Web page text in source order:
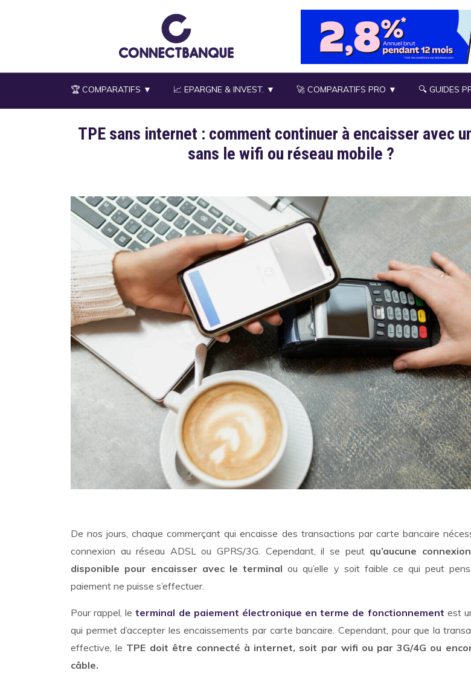
🏆 COMPARATIFS ▼ 📈 EPARGNE & INVEST. ▼ 🚀 COMPARATIFS PRO ▼ 🔍 GUIDES
TPE sans internet : comment continuer à encaisser avec
sans le wifi ou réseau mobile ?
De nos jours, chaque commerçant qui encaisse des transactions par carte bancaire
connexion au réseau ADSL ou GPRS/3G. Cependant, il se peut qu’aucune
disponible pour encaisser avec le terminal ou qu’elle y soit faible ce qui peut
paiement ne puisse s’effectuer.
Pour rappel, leterminal de paiement électronique en terme de fonctionnement est
qui permet d’accepter les encaissements par carte bancaire. Cependant, pour que la
effective, le TPE doit être connecté à internet, soit par wifi ou par 3G/4G ou
câble.